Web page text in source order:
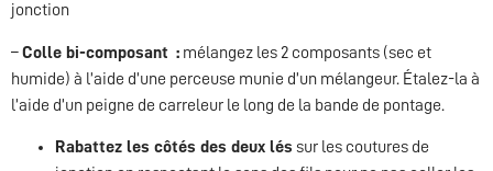
jonction
–Colle bi-composant : mélangez les 2 composants (sec et
humide) à l’aide d’une perceuse munie d’un mélangeur. Étalez-la à
l’aide d’un peigne de carreleur le long de la bande de pontage.
Rabattez les côtés des deux lés sur les coutures de